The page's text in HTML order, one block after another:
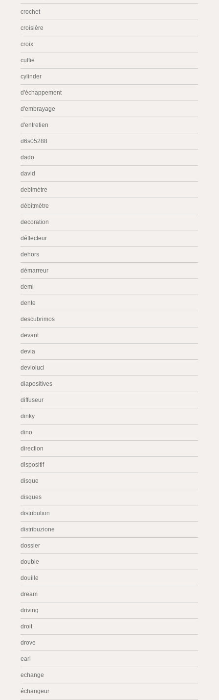
crochet
croisière
croix
cuffie
cylinder
d'échappement
d'embrayage
d'entretien
d6s05288
dado
david
debimétre
débitmètre
decoration
déflecteur
dehors
démarreur
demi
dente
descubrimos
devant
devia
devioluci
diapositives
diffuseur
dinky
dino
direction
dispositif
disque
disques
distribution
distribuzione
dossier
double
douille
dream
driving
droit
drove
earl
echange
échangeur